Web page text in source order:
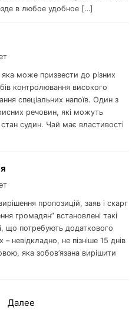
в любое удобное […]
може призвести до різних
контролювання високого
спеціальних напоїв. Один з
речовин, які можуть
судин. Чай має властивості
пропозицій, заяв і скарг
громадян” встановлені такі
що потребують додаткового
невідкладно, не пізніше 15 днів
яка зобов’язана вирішити
Далее